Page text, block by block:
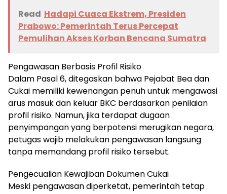
Read Hadapi Cuaca Ekstrem, Presiden
Prabowo: Pemerintah Terus Percepat
Pemulihan Akses Korban Bencana Sumatra
Pengawasan Berbasis Profil Risiko
Dalam Pasal 6, ditegaskan bahwa Pejabat Bea dan
Cukai memiliki kewenangan penuh untuk mengawasi
arus masuk dan keluar BKC berdasarkan penilaian
profil risiko. Namun, jika terdapat dugaan
penyimpangan yang berpotensi merugikan negara,
petugas wajib melakukan pengawasan langsung
tanpa memandang profil risiko tersebut.
Pengecualian Kewajiban Dokumen Cukai
Meski pengawasan diperketat, pemerintah tetap